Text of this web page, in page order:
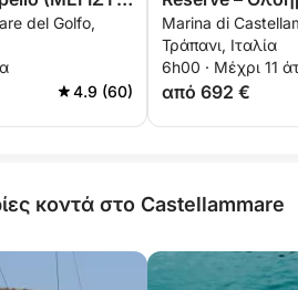
del Golfo,
4.9 (60)
Marina di
Τράπανι, Ιταλία
6h00 · Μέχρι 11
από 692 €
κοντά στο Castellammare